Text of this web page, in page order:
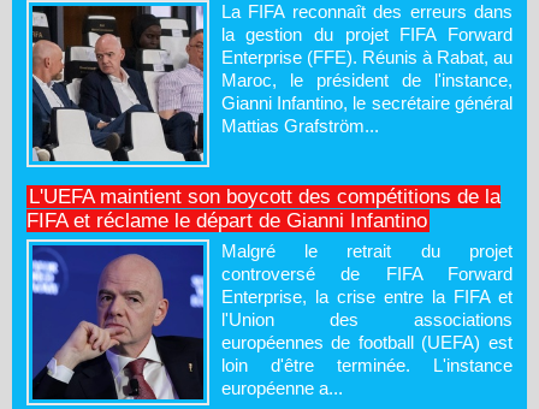
La FIFA reconnaît des erreurs dans
la gestion du projet FIFA Forward
Enterprise (FFE). Réunis à Rabat, au
Maroc, le président de l'instance,
Gianni Infantino, le secrétaire général
Mattias Grafström...
L'UEFA maintient son boycott des compétitions de la
FIFA et réclame le départ de Gianni Infantino
Malgré le retrait du projet
controversé de FIFA Forward
Enterprise, la crise entre la FIFA et
l'Union des associations
européennes de football (UEFA) est
loin d'être terminée. L'instance
européenne a...